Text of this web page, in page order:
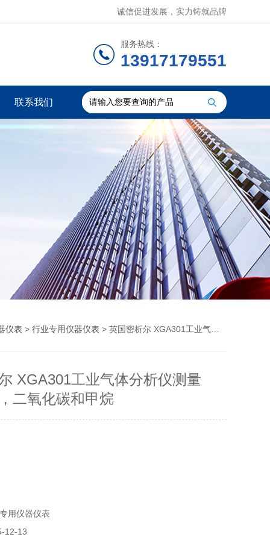
诚信促进发展，实力铸就品牌
服务热线：
13917179551
联系我们
仪表 > 行业专用仪器仪表 > 英国密析尔 XGA301工业气体分析仪测量氧，露点，二氧化碳和甲烷
XGA301工业气体分析仪测量
二氧化碳和甲烷
用仪器仪表
12-13